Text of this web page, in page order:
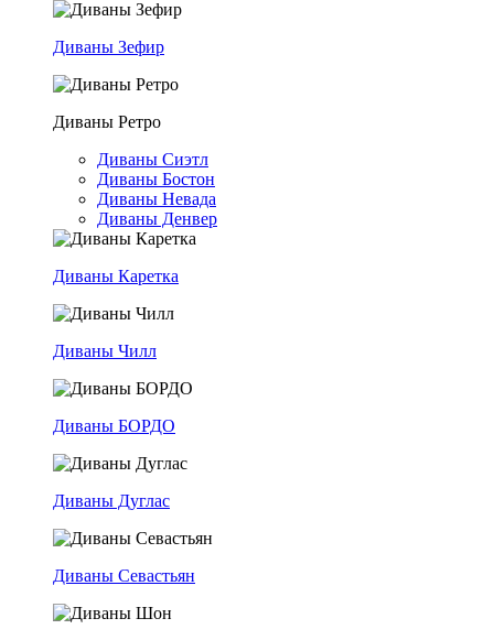
Диваны Зефир
Диваны Ретро
Диваны Сиэтл
Диваны Бостон
Диваны Невада
Диваны Денвер
Диваны Каретка
Диваны Чилл
Диваны БОРДО
Диваны Дуглас
Диваны Севастьян